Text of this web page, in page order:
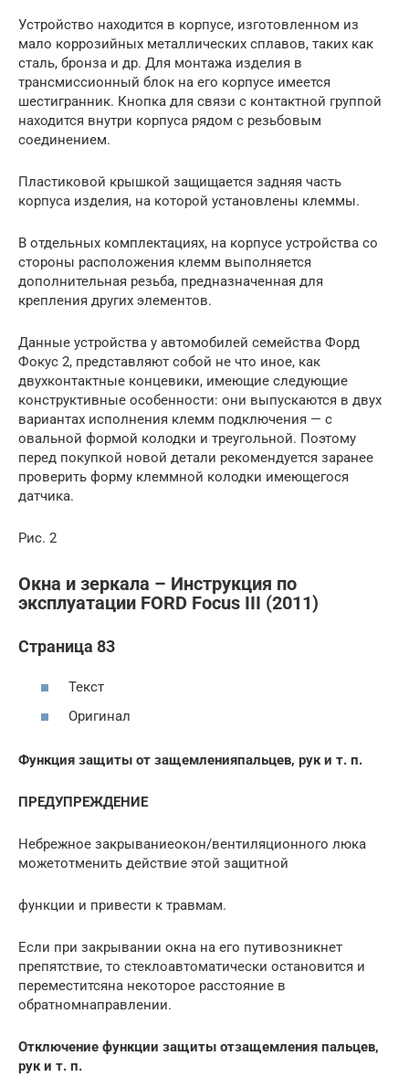
Устройство находится в корпусе, изготовленном из
мало коррозийных металлических сплавов, таких как
сталь, бронза и др. Для монтажа изделия в
трансмиссионный блок на его корпусе имеется
шестигранник. Кнопка для связи с контактной группой
находится внутри корпуса рядом с резьбовым
соединением.
Пластиковой крышкой защищается задняя часть
корпуса изделия, на которой установлены клеммы.
В отдельных комплектациях, на корпусе устройства со
стороны расположения клемм выполняется
дополнительная резьба, предназначенная для
крепления других элементов.
Данные устройства у автомобилей семейства Форд
Фокус 2, представляют собой не что иное, как
двухконтактные концевики, имеющие следующие
конструктивные особенности: они выпускаются в двух
вариантах исполнения клемм подключения — с
овальной формой колодки и треугольной. Поэтому
перед покупкой новой детали рекомендуется заранее
проверить форму клеммной колодки имеющегося
датчика.
Рис. 2
Окна и зеркала – Инструкция по
эксплуатации FORD Focus III (2011)
Страница 83
Текст
Оригинал
Функция защиты от защемленияпальцев, рук и т. п.
ПРЕДУПРЕЖДЕНИЕ
Небрежное закрываниеокон/вентиляционного люка
можетотменить действие этой защитной
функции и привести к травмам.
Если при закрывании окна на его путивозникнет
препятствие, то стеклоавтоматически остановится и
переместитсяна некоторое расстояние в
обратномнаправлении.
Отключение функции защиты отзащемления пальцев,
рук и т. п.